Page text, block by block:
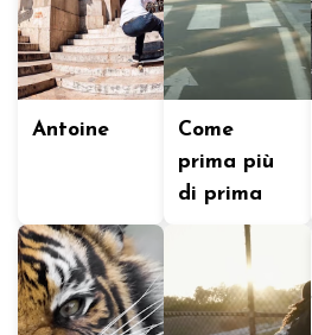
Antoine
Come
prima più
di prima